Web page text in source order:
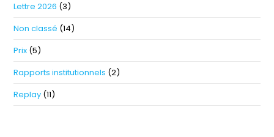
Lettre 2026 (3)
Non classé (14)
Prix (5)
Rapports institutionnels (2)
Replay (11)